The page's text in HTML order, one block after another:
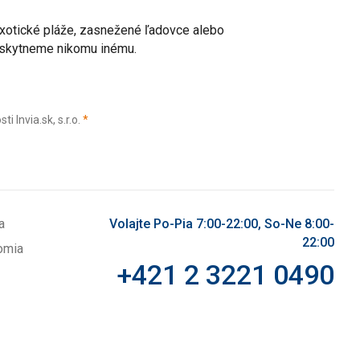
pláže, zasnežené ľadovce alebo
nikomu inému.
Invia.sk, s.r.o. *(povinné)
Volajte Po-Pia 7:00-22:00, So-Ne 8:00-
22:00
+421 2 3221 0490